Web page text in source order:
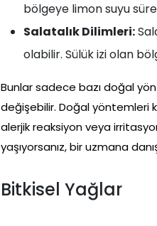
bölgeye limon suyu
Salatalık Dilimleri:
olabilir. Sülük izi olan
Bunlar sadece bazı doğal
değişebilir. Doğal yöntemleri
alerjik reaksiyon veya
yaşıyorsanız, bir uzmana
Bitkisel Yağlar